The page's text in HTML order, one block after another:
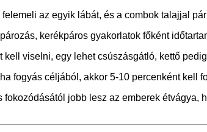
az egyik lábát, és a combok talajjal
kerékpáros gyakorlatok főként
viselni, egy lehet csúszásgátló, kettő
fogyás céljából, akkor 5-10 percenként kell
jobb lesz az emberek